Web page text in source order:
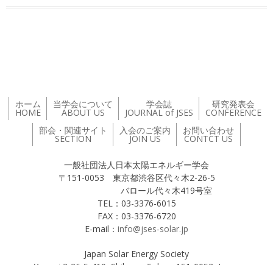
ホーム
HOME
当学会について
ABOUT US
学会誌
JOURNAL of JSES
研究発表会
CONFERENCE
部会・関連サイト
SECTION
入会のご案内
JOIN US
お問い合わせ
CONTCT US
一般社団法人日本太陽エネルギー学会
〒151-0053 東京都渋谷区代々木2-26-5
バロール代々木419号室
TEL：03-3376-6015
FAX：03-3376-6720
E-mail： info@jses-solar.jp
Japan Solar Energy Society